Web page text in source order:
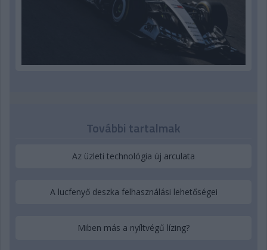
További tartalmak
Az üzleti technológia új arculata
A lucfenyő deszka felhasználási lehetőségei
Miben más a nyíltvégű lízing?